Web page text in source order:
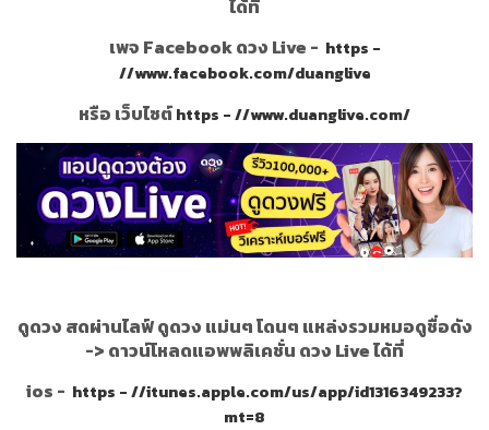
ได้ที่
เพจ Facebook ดวง Live - https -
//www.facebook.com/duanglive
หรือ เว็บไซต์https - //www.duanglive.com/
ดูดวง สดผ่านไลฟ์ ดูดวง แม่นๆ โดนๆ แหล่งรวมหมอดูชื่อดัง
-> ดาวน์โหลดแอพพลิเคชั่น ดวง Live ได้ที่
ios - https - //itunes.apple.com/us/app/id1316349233?
mt=8